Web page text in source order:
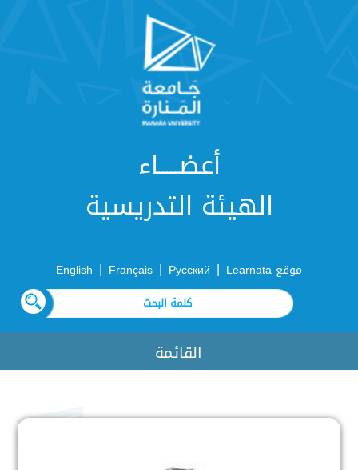
أعضـــــاء
الهيئة التدريسية
موقع Learnata |
Русский
|
Français
|
English
القائمة